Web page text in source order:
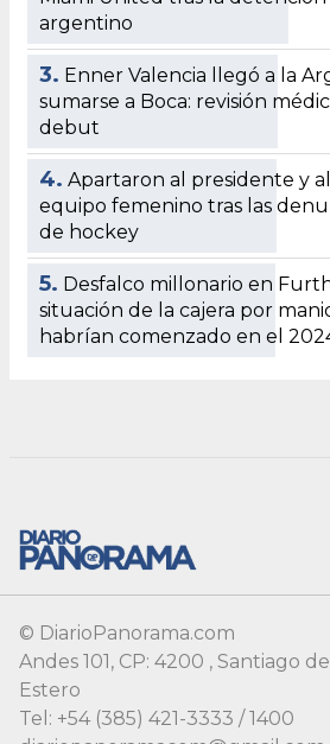
© DiarioPanorama.com
Andes 101, CP: 4200 , Santiago del
Estero
Tel: +54 (385) 421-3333 / 1400